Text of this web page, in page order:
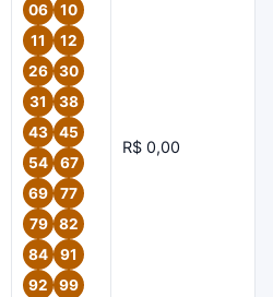
06
10
11
12
26
30
31
38
43
45
54
67
69
77
79
82
84
91
92
99
R$ 0,00